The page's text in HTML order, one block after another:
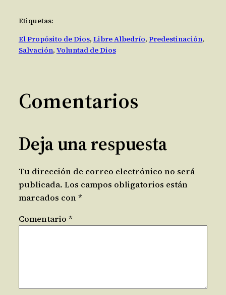
Etiquetas:
El Propósito de Dios, Libre Albedrío, Predestinación
Salvación, Voluntad de Dios
Comentarios
Deja una respuesta
Tu dirección de correo electrónico no será
publicada. Los campos obligatorios están
marcados con *
Comentario *